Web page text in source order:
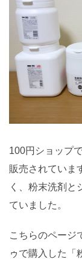
100円ショップ
販売されていま
く、粉末洗剤と
ていました。
こちらのページ
ゥで購入した「